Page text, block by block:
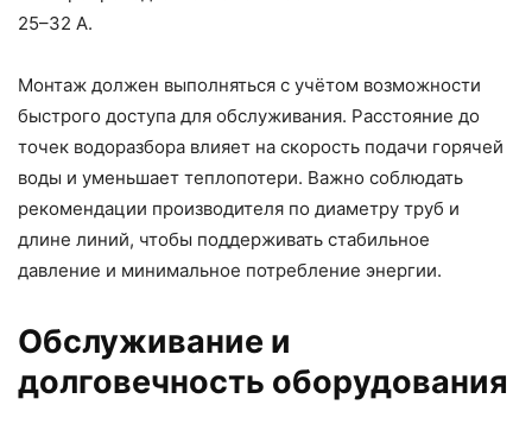
25–32 А.
Монтаж должен выполняться с учётом возможности
быстрого доступа для обслуживания. Расстояние до
точек водоразбора влияет на скорость подачи горячей
воды и уменьшает теплопотери. Важно соблюдать
рекомендации производителя по диаметру труб и
длине линий, чтобы поддерживать стабильное
давление и минимальное потребление энергии.
Обслуживание и
долговечность оборудования